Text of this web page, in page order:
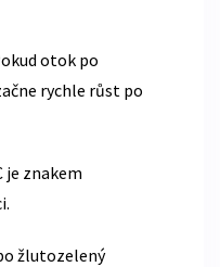
otok po
rychle růst po
je znakem
žlutozelený